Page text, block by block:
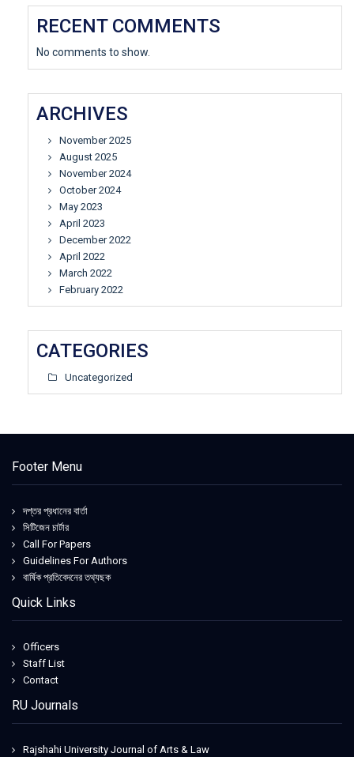
RECENT COMMENTS
No comments to show.
ARCHIVES
November 2025
August 2025
November 2024
October 2024
May 2023
April 2023
December 2022
April 2022
March 2022
February 2022
CATEGORIES
Uncategorized
Footer Menu
দপ্তর প্রধানের বার্তা
সিটিজেন চার্টার
Call For Papers
Guidelines For Authors
বার্ষিক প্রতিবেদনের তথ্যছক
Quick Links
Officers
Staff List
Contact
RU Journals
Rajshahi University Journal of Arts & Law